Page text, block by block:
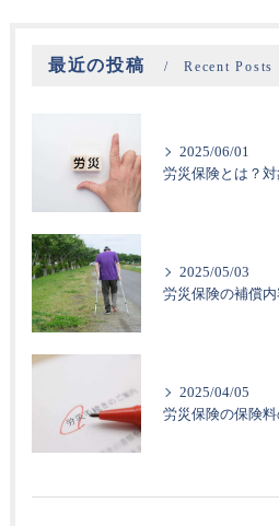
最近の投稿 Recent Posts
2025/06/01
労災保険とは？
2025/05/03
労災保険の補償
2025/04/05
労災保険の保険